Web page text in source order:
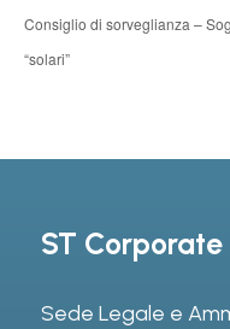
Consiglio di sorveglianza –
“solari”
ST Corporate
Sede Legale e